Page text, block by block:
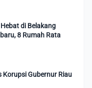
di Belakang
8 Rumah Rata
Korupsi Gubernur Riau